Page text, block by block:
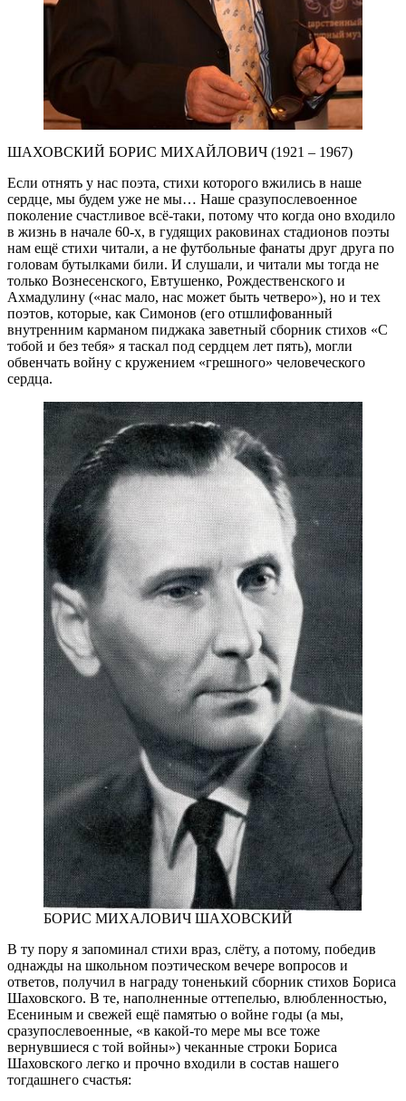
ШАХОВСКИЙ БОРИС МИХАЙЛОВИЧ (1921 – 1967)
Если отнять у нас поэта, стихи которого вжились в наше
сердце, мы будем уже не мы… Наше сразупослевоенное
поколение счастливое всё-таки, потому что когда оно входило
в жизнь в начале 60-х, в гудящих раковинах стадионов поэты
нам ещё стихи читали, а не футбольные фанаты друг друга по
головам бутылками били. И слушали, и читали мы тогда не
только Вознесенского, Евтушенко, Рождественского и
Ахмадулину («нас мало, нас может быть четверо»), но и тех
поэтов, которые, как Симонов (его отшлифованный
внутренним карманом пиджака заветный сборник стихов «С
тобой и без тебя» я таскал под сердцем лет пять), могли
обвенчать войну с кружением «грешного» человеческого
сердца.
БОРИС МИХАЛОВИЧ ШАХОВСКИЙ
В ту пору я запоминал стихи враз, слёту, а потому, победив
однажды на школьном поэтическом вечере вопросов и
ответов, получил в награду тоненький сборник стихов Бориса
Шаховского. В те, наполненные оттепелью, влюбленностью,
Есениным и свежей ещё памятью о войне годы (а мы,
сразупослевоенные, «в какой-то мере мы все тоже
вернувшиеся с той войны») чеканные строки Бориса
Шаховского легко и прочно входили в состав нашего
тогдашнего счастья: